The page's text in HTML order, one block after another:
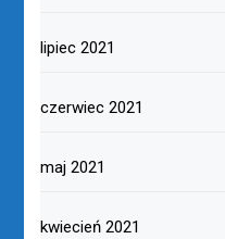
lipiec 2021
czerwiec 2021
maj 2021
kwiecień 2021